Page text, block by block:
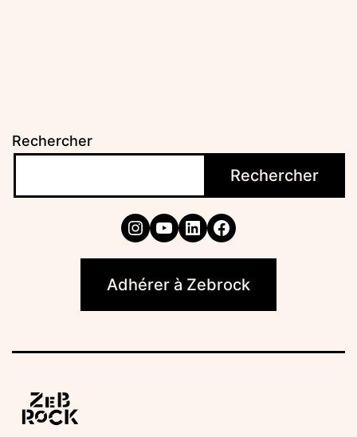
Rechercher
Rechercher
Instagram
YouTube
LinkedIn
Facebook
Adhérer à Zebrock